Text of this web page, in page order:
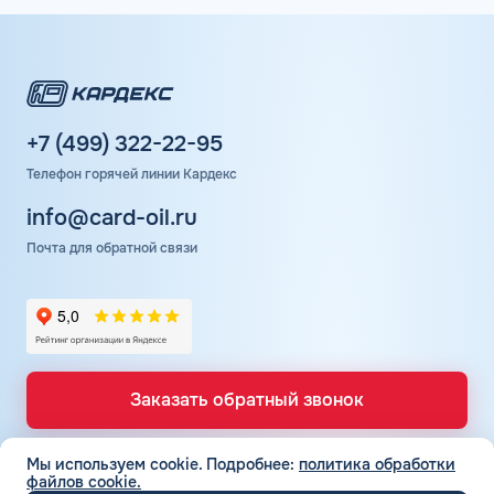
Оплата горючего выполняется через личный кабинет,
высокий уровень сервиса Шелл. Заправки оснащены
количеством колонок. Поэтому на АЗС могут
образовываться небольшие очереди.
+7 (499) 322-22-95
Телефон горячей линии Кардекс
info@card-oil.ru
Почта для обратной связи
Заказать обратный звонок
ТОПЛИВНЫЕ КАРТЫ
Мы используем cookie. Подробнее: политика обработки
файлов cookie.